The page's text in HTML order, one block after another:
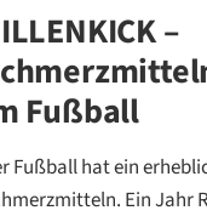
–
Fußball
Fußball hat ein
Ein Jahr